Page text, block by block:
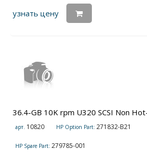
узнать цену
36.4-GB 10K rpm U320 SCSI Non
арт. 10820 HP Option Part: 271832-B21
HP Spare Part: 279785-001